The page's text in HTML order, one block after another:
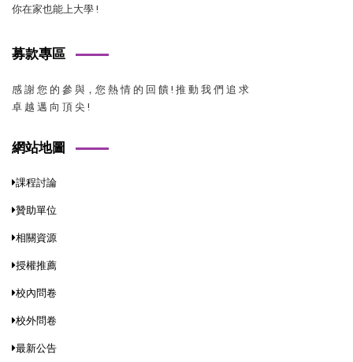
你在家也能上大學 !
募款專區
感 謝 您 的 參 與，您 熱 情 的 回 饋 ! 推 動 我 們 追 求
卓 越 邁 向 頂 尖 !
網站地圖
課程討論
贊助單位
相關資源
授權推薦
校內問卷
校外問卷
最新公告